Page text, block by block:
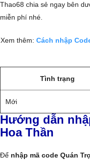
Thao68 chia sẻ ngay bên
miễn phí nhé.
Xem thêm: Cách nhập
Tình trạng
Mới
Hướng dẫn
Hoa Thần
Để nhập mã code Quán